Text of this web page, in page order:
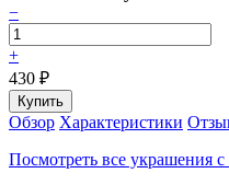
−
+
430 ₽
Обзор Характеристики
Посмотреть все украшения